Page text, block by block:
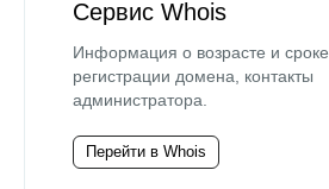
Сервис Whois
Информация о возрасте и сроке
регистрации домена, контакты
администратора.
Перейти в Whois